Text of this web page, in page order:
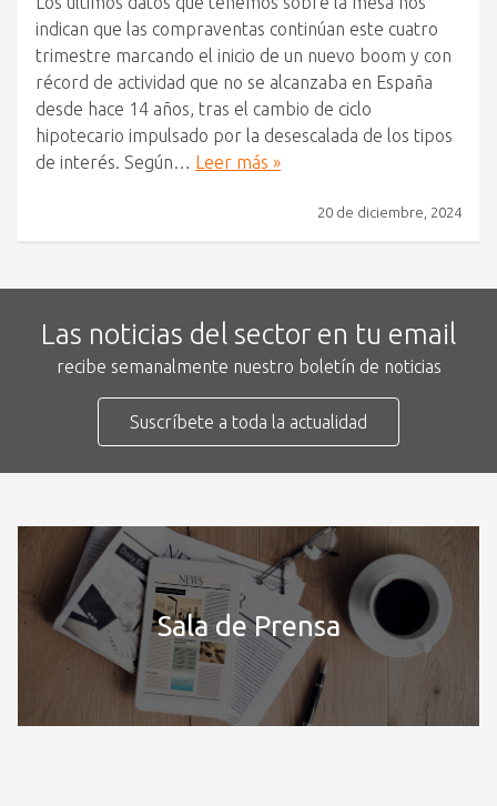
indican que las compraventas continúan este cuatro
trimestre marcando el inicio de un nuevo boom y con
récord de actividad que no se alcanzaba en España
desde hace 14 años, tras el cambio de ciclo
hipotecario impulsado por la desescalada de los tipos
de interés. Según…
Leer más »
20 de diciembre, 2024
Las noticias del sector en tu email
recibe semanalmente nuestro boletín de noticias
Suscríbete a toda la actualidad
Sala de Prensa